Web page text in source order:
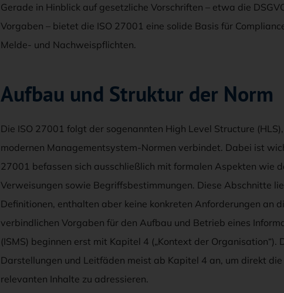
Gerade in Hinblick auf gesetzliche Vorschriften – etwa die
Vorgaben – bietet die ISO 27001 eine solide Basis für
Melde- und Nachweispflichten.
Aufbau und Struktur der Norm
Die ISO 27001 folgt der sogenannten High Level Structure
modernen Managementsystem-Normen verbindet. Dabei ist
27001 befassen sich ausschließlich mit formalen Aspekten wie
Verweisungen sowie Begriffsbestimmungen. Diese Abschnitte
Definitionen, enthalten aber keine konkreten Anforderungen an
verbindlichen Vorgaben für den Aufbau und Betrieb eines
(ISMS) beginnen erst mit Kapitel 4 („Kontext der
Darstellungen und Leitfäden meist ab Kapitel 4 an, um direkt
relevanten Inhalte zu adressieren.